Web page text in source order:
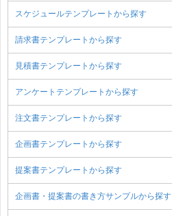
スケジュールテンプレートから探す
請求書テンプレートから探す
見積書テンプレートから探す
アンケートテンプレートから探す
注文書テンプレートから探す
企画書テンプレートから探す
提案書テンプレートから探す
企画書・提案書の書き方サンプルから探す